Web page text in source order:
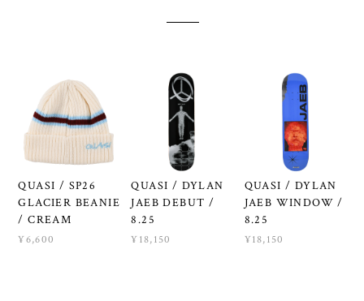
QUASI / SP26
GLACIER BEANIE
/ CREAM
¥6,600
QUASI / DYLAN
JAEB DEBUT /
8.25
¥18,150
QUASI / DYLAN
JAEB WINDOW /
8.25
¥18,150